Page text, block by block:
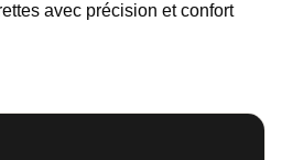
avec précision et confort